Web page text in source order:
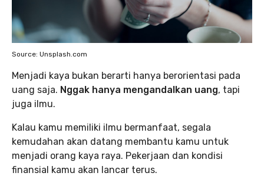
Source: Unsplash.com
Menjadi kaya bukan berarti hanya berorientasi pada
uang saja. Nggak hanya mengandalkan uang, tapi
juga ilmu.
Kalau kamu memiliki ilmu bermanfaat, segala
kemudahan akan datang membantu kamu untuk
menjadi orang kaya raya. Pekerjaan dan kondisi
finansial kamu akan lancar terus.